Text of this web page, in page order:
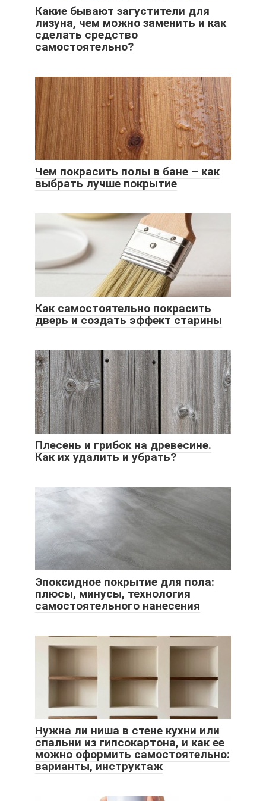
Какие бывают загустители для
лизуна, чем можно заменить и как
сделать средство
самостоятельно?
Чем покрасить полы в бане – как
выбрать лучше покрытие
Как самостоятельно покрасить
дверь и создать эффект старины
Плесень и грибок на древесине.
Как их удалить и убрать?
Эпоксидное покрытие для пола:
плюсы, минусы, технология
самостоятельного нанесения
Нужна ли ниша в стене кухни или
спальни из гипсокартона, и как ее
можно оформить самостоятельно:
варианты, инструктаж